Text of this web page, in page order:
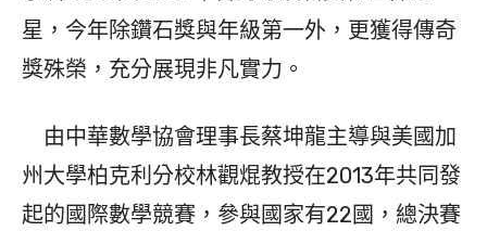
星，今年除鑽石獎與年級第一外，更獲得傳奇
獎殊榮，充分展現非凡實力。
由中華數學協會理事長蔡坤龍主導與美國加
州大學柏克利分校林觀焜教授在2013年共同發
起的國際數學競賽，參與國家有22國，總決賽